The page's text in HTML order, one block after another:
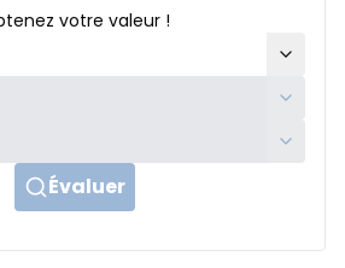
votre valeur !
Évaluer